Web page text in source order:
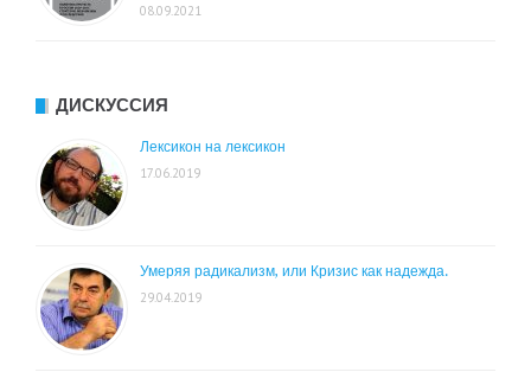
08.09.2021
ДИСКУССИЯ
Лексикон на лексикон
17.06.2019
Умеряя радикализм, или Кризис как надежда.
29.04.2019